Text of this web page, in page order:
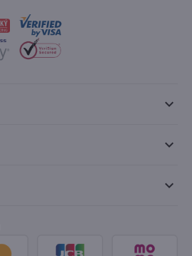
keyboard_arrow_down
keyboard_arrow_down
keyboard_arrow_down